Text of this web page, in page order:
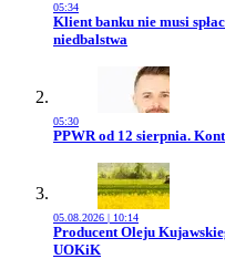
05:34
Przejdź do artykułu:
Klient banku nie musi
niedbalstwa
05:30
Przejdź do artykułu:
PPWR od 12 sierpnia.
05.08.2026 | 10:14
Przejdź do artykułu:
Producent Oleju
UOKiK